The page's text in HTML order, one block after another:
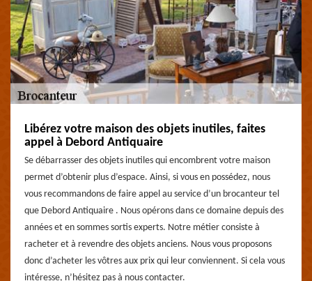
Libérez votre maison des objets inutiles, faites
appel à Debord Antiquaire
Se débarrasser des objets inutiles qui encombrent votre maison
permet d’obtenir plus d’espace. Ainsi, si vous en possédez, nous
vous recommandons de faire appel au service d’un brocanteur tel
que Debord Antiquaire . Nous opérons dans ce domaine depuis des
années et en sommes sortis experts. Notre métier consiste à
racheter et à revendre des objets anciens. Nous vous proposons
donc d’acheter les vôtres aux prix qui leur conviennent. Si cela vous
intéresse, n’hésitez pas à nous contacter.